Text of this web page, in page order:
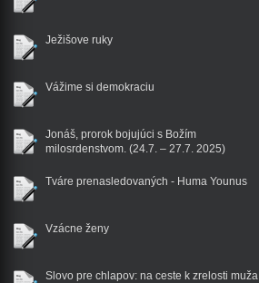
Ježišove ruky
Vážime si demokraciu
Jonáš, prorok bojujúci s Božím
milosrdenstvom. (24.7. – 27.7. 2025)
Tváre prenasledovaných - Huma Younus
Vzácne ženy
Slovo pre chlapov: na ceste k zrelosti muža